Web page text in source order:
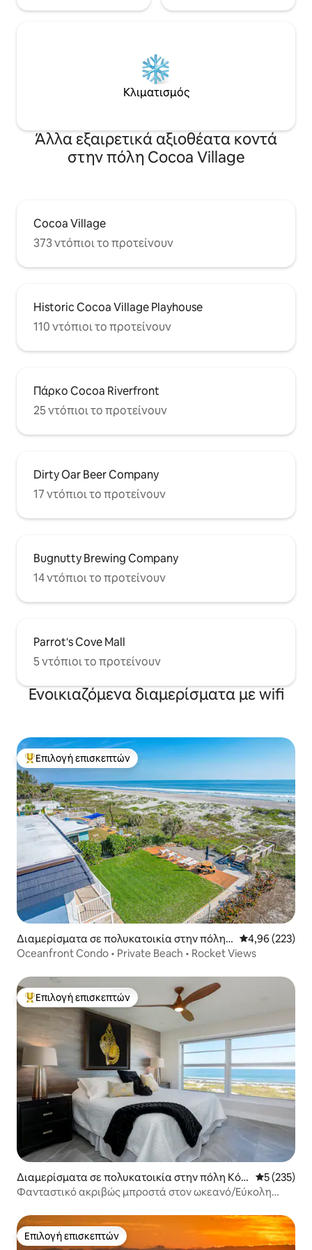
Κλιματισμός
Άλλα εξαιρετικά αξιοθέατα κοντά
στην πόλη Cocoa Village
Cocoa Village
373 ντόπιοι το προτείνουν
Historic Cocoa Village Playhouse
110 ντόπιοι το προτείνουν
Πάρκο Cocoa Riverfront
25 ντόπιοι το προτείνουν
Dirty Oar Beer Company
17 ντόπιοι το προτείνουν
Bugnutty Brewing Company
14 ντόπιοι το προτείνουν
Parrot's Cove Mall
5 ντόπιοι το προτείνουν
Ενοικιαζόμενα διαμερίσματα με wifi
Κορυφαία επιλογή επισκεπτών
Επιλογή επισκεπτών
Διαμερίσματα σε πολυκατοικία στην πόλη
Κόκο Μπητς
Μέση
4,96 (223)
Oceanfront Condo • Private Beach • Rocket Views
Κορυφαία επιλογή επισκεπτών
Επιλογή επισκεπτών
Διαμερίσματα σε πολυκατοικία στην πόλη Κόκ
ο Μπητς
Μέση
5 (235)
Φανταστικό ακριβώς μπροστά στον ωκεανό/Εύκολη
Επιλογή επισκεπτών
Επιλογή επισκεπτών